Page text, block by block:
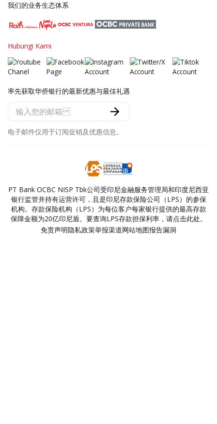
我们的业务生态体系
Hubungi Kami
率先获取华侨银行的最新优惠与最佳礼遇
电子邮件仅用于订阅促销及优惠信息。
PT Bank OCBC NISP Tbk公司受印尼金融服务管理局和印度尼西亚
银行监管并持有运营许可，且是印尼存款保险公司（LPS）的参保
机构。存款保险机构（LPS）为每位客户每家银行提供的最高存款
保障金额为20亿印尼盾。要查询LPS存款担保利率，请点击此处。
免责声明隐私政策举报渠道网站地图报告漏洞